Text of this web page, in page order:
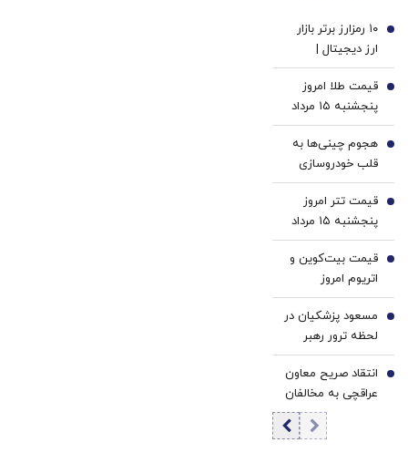
سفید
کننده
خانگی
۱۰ رمزارز برتر بازار
ارز دیجیتال |
نوسان محتاطانه
آلت‌کوین‌ها |
بایننس‌ کوین در
صدر بازدهی، اتریوم
و ریپل زیر فشار
فروش
1
قیمت طلا امروز
پنجشنبه ۱۵ مرداد
۱۴۰۵/ افزایش
قیمت طلا
2
هجوم چینی‌ها به
قلب خودروسازی
اروپا | کارخانه‌های
نیمه‌تعطیل اروپا در
همکاری با رقبای
شرقی نجات پیدا
می‌کنند؟
3
قیمت تتر امروز
پنجشنبه ۱۵ مرداد
1405 / کاهش
قیمت تتر
4
قیمت بیت‌کوین و
اتریوم امروز
پنجشنبه ۱۵ مرداد
۱۴۰۵/ افزایش
قیمت بیت‌کوین
5
مسعود پزشکیان در
لحظه ترور رهبر
انقلاب و شهادت
ایشان کجا بود؟
6
انتقاد صریح معاون
عراقچی به مخالفان
مذاکره: با خودم فکر
می‌کنم این
7